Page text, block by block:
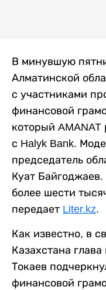
В минувшую
Алматинской
с участниками
финансовой
который AMANAT
с Halyk Bank.
председатель
Куат
более шести
передает Liter.kz.
Как известно, в
Казахстана
Токаев
финансовой